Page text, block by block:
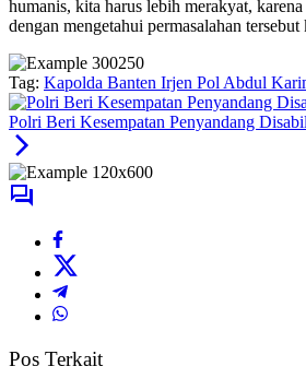
humanis, kita harus lebih merakyat,
dengan mengetahui permasalahan
Tag: Kapolda Banten Irjen Pol Abdul
Polri Beri Kesempatan Penyandang
Pos Terkait